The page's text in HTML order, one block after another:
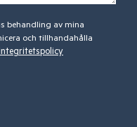
behandling av mina
och tillhandahålla